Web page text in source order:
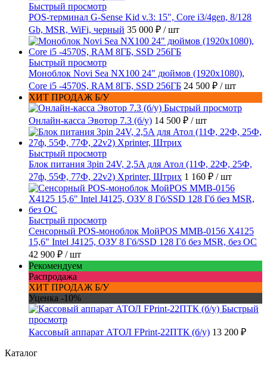
Быстрый просмотр
POS-терминал G-Sense Kid v.3: 15", Core i3/4gen, 8/128
Gb, MSR, WiFi, черный 35 000 ₽ / шт
Быстрый просмотр
Моноблок Novi Sea NX100 24" дюймов (1920x1080),
Core i5 -4570S, RAM 8ГБ, SSD 256ГБ 24 500 ₽ / шт
ХИТ ПРОДАЖ Б/У
Быстрый просмотр
Онлайн-касса Эвотор 7.3 (б/у) 14 500 ₽ / шт
Быстрый просмотр
Блок питания 3pin 24V, 2,5A для Атол (11Ф, 22Ф, 25Ф,
27ф, 55Ф, 77Ф, 22v2) Xprinter, Штрих 1 160 ₽ / шт
Быстрый просмотр
Сенсорный POS-моноблок МойPOS MMB-0156 X4125
15,6" Intel J4125, ОЗУ 8 Гб/SSD 128 Гб без MSR, без ОС
42 900 ₽ / шт
Рекомендуем
Распродажа
ХИТ ПРОДАЖ Б/У
Уценка -10%
Быстрый
просмотр
Кассовый аппарат АТОЛ FPrint-22ПТК (б/у) 13 200 ₽
Каталог